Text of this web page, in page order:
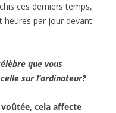
ces derniers temps,
heures par jour devant
que vous
sur l’ordinateur?
cela affecte